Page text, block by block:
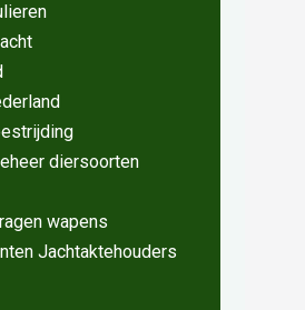
diersoorten
wapens
Jachtaktehouders